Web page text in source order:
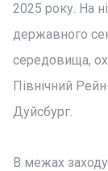
2025 року. На
державного
середовища,
Північний
Дуйсбург.
В межах